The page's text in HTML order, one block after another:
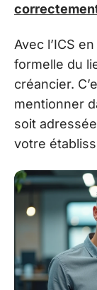
Avec l’ICS
formelle du
créancier.
mentionner
soit
votre